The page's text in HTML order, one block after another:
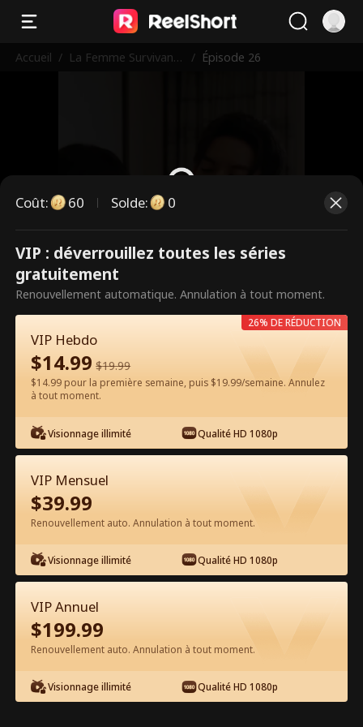
Accueil / La Femme Survivante
/ Épisode 26
Ce sont des épisodes payants.
Débloquez pour regarder.
Regarder gratuitement sur l'App
Épisode 26 - La Femme Survivante
Vengeresse Film complet
1-50 51-85 Tous les épisodes
Coût: 60 Solde: 0
VIP : déverrouillez toutes les séries
gratuitement
Renouvellement automatique. Annulation à tout moment.
VIP Hebdo
$14.99 $19.99
$14.99 pour la première semaine, puis $19.99/semaine. Annulez
à tout moment.
Visionnage illimité Qualité HD 1080p
26% DE RÉDUCTION
VIP Mensuel
$39.99
Renouvellement auto. Annulation à tout moment.
Visionnage illimité Qualité HD 1080p
VIP Annuel
$199.99
Renouvellement auto. Annulation à tout moment.
Visionnage illimité Qualité HD 1080p